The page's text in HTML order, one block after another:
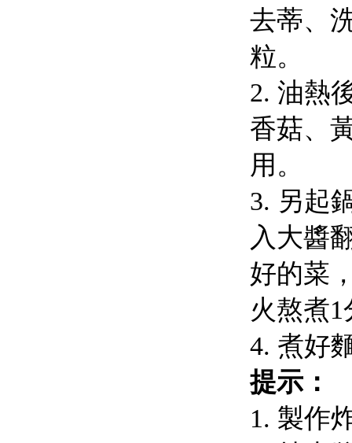
去蒂、
粒。
2. 油熱
香菇、
用。
3. 另起
入大醬
好的菜
火熬煮
4. 煮好
提示：
1. 製作